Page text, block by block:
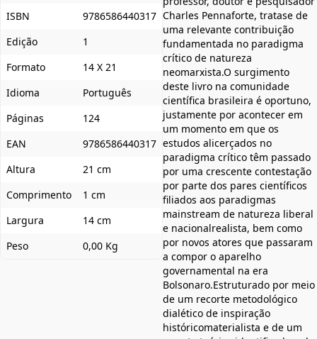
ISBN
9786586440317
Edição
1
Formato
14 X 21
Idioma
Português
Páginas
124
EAN
9786586440317
Altura
21 cm
Comprimento
1 cm
Largura
14 cm
Peso
0,00 Kg
Charles Pennaforte, tratase de
uma relevante contribuição
fundamentada no paradigma
crítico de natureza
neomarxista.O surgimento
deste livro na comunidade
científica brasileira é oportuno,
justamente por acontecer em
um momento em que os
estudos alicerçados no
paradigma crítico têm passado
por uma crescente contestação
por parte dos pares científicos
filiados aos paradigmas
mainstream de natureza liberal
e nacionalrealista, bem como
por novos atores que passaram
a compor o aparelho
governamental na era
Bolsonaro.Estruturado por meio
de um recorte metodológico
dialético de inspiração
históricomaterialista e de um